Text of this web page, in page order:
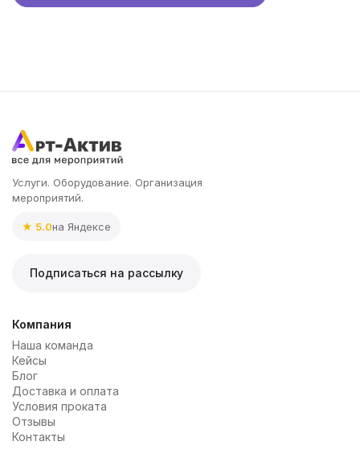
Услуги. Оборудование. Организация
мероприятий.
★ 5.0на Яндексе
Подписаться на рассылку
Компания
Наша команда
Кейсы
Блог
Доставка и оплата
Условия проката
Отзывы
Контакты